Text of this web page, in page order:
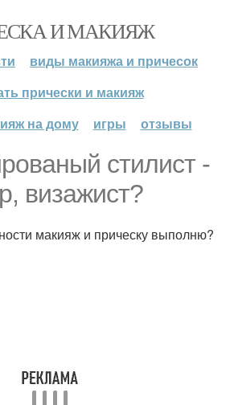
И МАКИЯЖ
виды макияжа и причесок
прически и макияж
на дому
игры отзывы
стилист -
визажист?
макияж и прическу выполню?